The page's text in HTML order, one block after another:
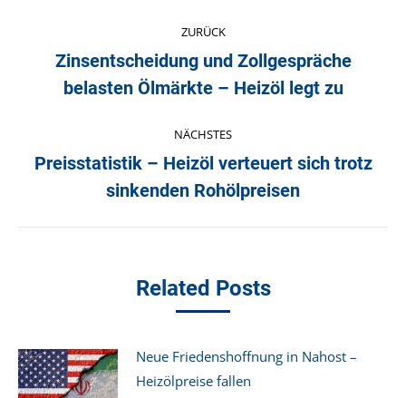
Kommentarnavigation
ZURÜCK
Vorheriger
Beitrag:
Zinsentscheidung und Zollgespräche
belasten Ölmärkte – Heizöl legt zu
NÄCHSTES
Nächster
Beitrag:
Preisstatistik – Heizöl verteuert sich trotz
sinkenden Rohölpreisen
Related Posts
Neue Friedenshoffnung in Nahost –
Heizölpreise fallen